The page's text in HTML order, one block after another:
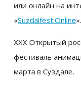
или онлайн на
«Suzdalfest.Online».
XXX Открытый
фестиваль
марта в Суздале.